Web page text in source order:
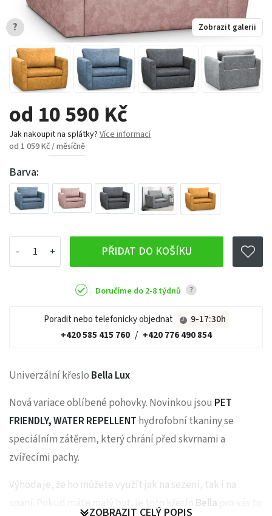
od 10 590 Kč
Jak nakoupit na splátky? Více informací
od 1 059 Kč / měsíčně
Barva:
PŘIDAT DO KOŠÍKU
Doručíme do 2-8 týdnů ?
Poradit nebo telefonicky objednat
9-17:30h
+420 585 415 760 / +420 776 490 854
Zobrazit galerii
?
Univerzální křeslo Bella Lux
Nová variace oblíbené pohovky. Novinkou jsou PET
FRIENDLY, WATER REPELLENT hydrofobní tkaniny se
speciálním zátěrem, který chrání před skvrnami a
zvířecími pachy.
Výhoda je, že ho můžete využít jak na sezení, tak i na
spaní. Pokud máte malý byt, je toto křeslo Bella
ZOBRAZIT CELÝ POPIS